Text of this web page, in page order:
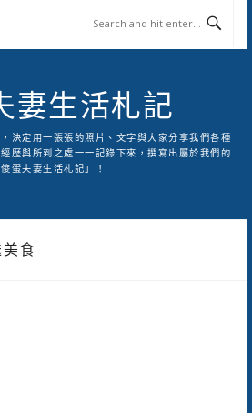
妻生活札記
決定用一張張的照片、文字與大家分享我們各種
歷與所到之處一一記錄下來，撰寫出屬於我們的
傻蛋夫妻生活札記」！
食